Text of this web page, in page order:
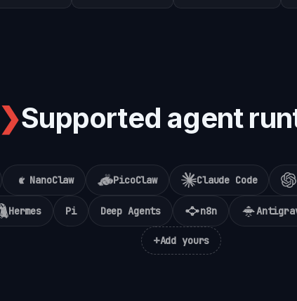
❯Supported agent
NanoClaw PicoClaw Claude Code
Hermes Pi Deep Agents n8n
+Add yours